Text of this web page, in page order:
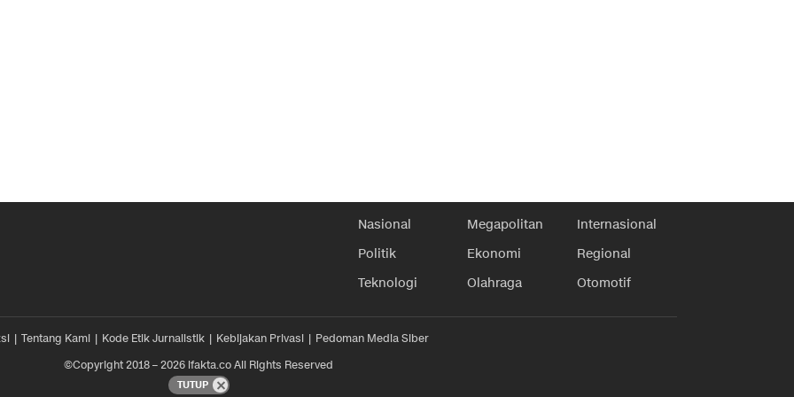
Nasional Megapolitan
Internasional
Politik
Ekonomi
Regional
Teknologi
Olahraga Otomotif
Tentang Kami Kode Etik Jurnalistik Kebijakan Privasi
Pedoman Media Siber
©Copyright 2018 – 2026 ifakta.co All Rights Reserved
TUTUP